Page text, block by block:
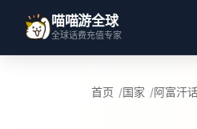
喵喵游全球
全球话费充值专家
首页 国家 阿富汗